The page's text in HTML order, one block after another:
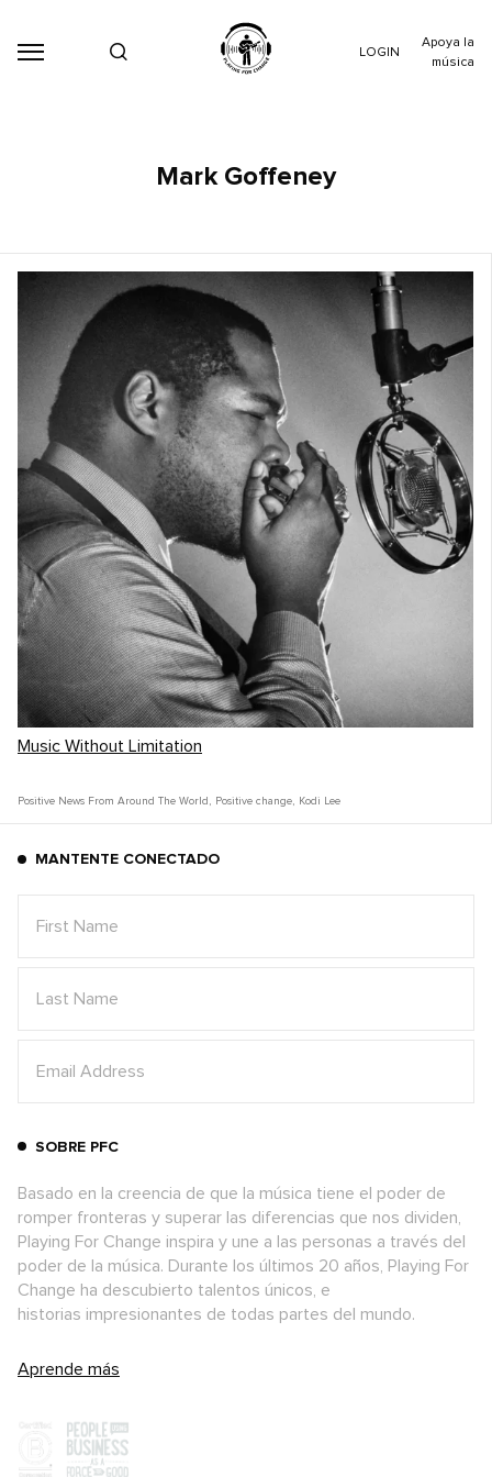
LOGIN
Apoya la
música
Mark Goffeney
Music Without Limitation
Positive News From Around The World , Positive change, Kodi Lee
MANTENTE CONECTADO
SOBRE PFC
Basado en la creencia de que la música tiene el poder de
romper fronteras y superar las diferencias que nos dividen,
Playing For Change inspira y une a las personas a través del
poder de la música. Durante los últimos 20 años, Playing For
Change ha descubierto talentos únicos, e
historias impresionantes de todas partes del mundo.
Aprende más